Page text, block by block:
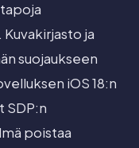
ja
suojaukseen
iOS 18:n
SDP:n
poistaa